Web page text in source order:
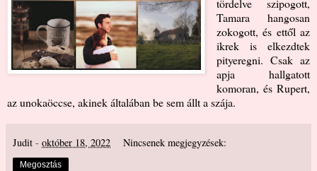
tördelve szipogott,
Tamara hangosan
zokogott, és ettől az
ikrek is elkezdtek
pityeregni. Csak az
apja hallgatott
komoran, és Rupert,
az unokaöccse, akinek általában be sem állt a szája.
Judit - október 18, 2022 Nincsenek megjegyzések:
Megosztás